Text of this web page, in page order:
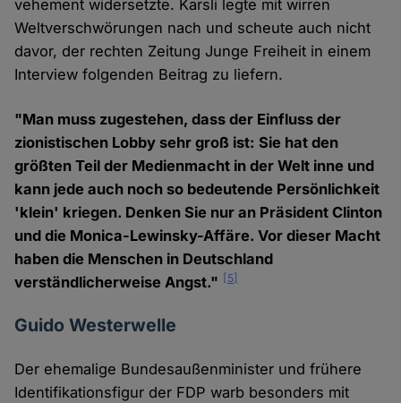
vehement widersetzte. Karsli legte mit wirren
Weltverschwörungen nach und scheute auch nicht
davor, der rechten Zeitung Junge Freiheit in einem
Interview folgenden Beitrag zu liefern.
"Man muss zugestehen, dass der Einfluss der
zionistischen Lobby sehr groß ist: Sie hat den
größten Teil der Medienmacht in der Welt inne und
kann jede auch noch so bedeutende Persönlichkeit
'klein' kriegen. Denken Sie nur an Präsident Clinton
und die Monica-Lewinsky-Affäre. Vor dieser Macht
haben die Menschen in Deutschland
verständlicherweise Angst."
[5]
Guido Westerwelle
Der ehemalige Bundesaußenminister und frühere
Identifikationsfigur der FDP warb besonders mit